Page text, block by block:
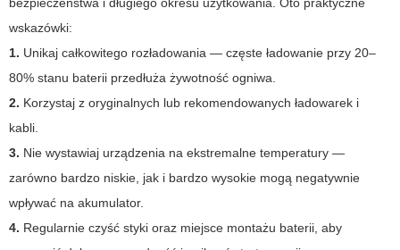
bezpieczeństwa i długiego okresu użytkowania. Oto praktyczne
wskazówki:
1. Unikaj całkowitego rozładowania — częste ładowanie przy 20–
80% stanu baterii przedłuża żywotność ogniwa.
2. Korzystaj z oryginalnych lub rekomendowanych ładowarek i
kabli.
3. Nie wystawiaj urządzenia na ekstremalne temperatury —
zarówno bardzo niskie, jak i bardzo wysokie mogą negatywnie
wpływać na akumulator.
4. Regularnie czyść styki oraz miejsce montażu baterii, aby